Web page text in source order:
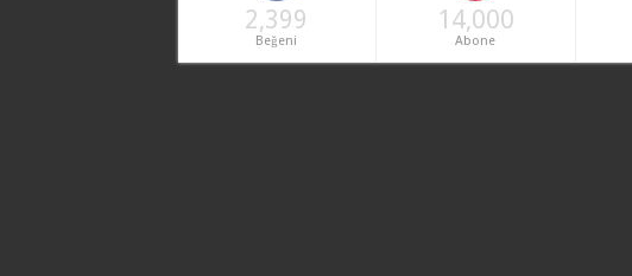
2,399
Beğeni
14,000
Abone